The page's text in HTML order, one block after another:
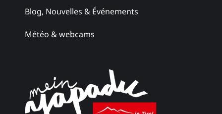
Blog, Nouvelles & Événements
Météo & webcams